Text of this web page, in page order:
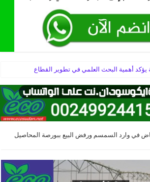
يؤكد أهمية البحث العلمي في تطوير القطاع
في وارد السمسم ورفض البيع ببورصة المحاصيل